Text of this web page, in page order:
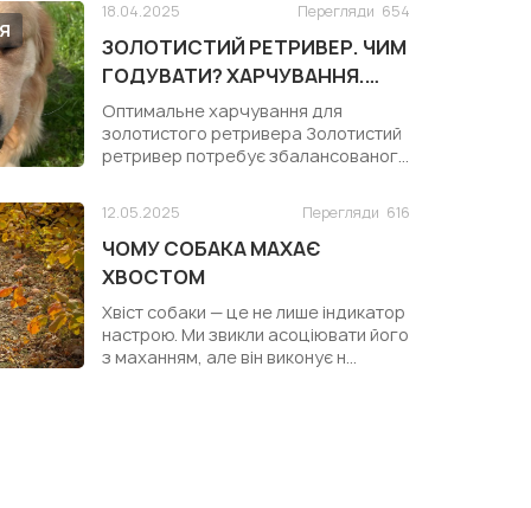
18.04.2025 Перегляди 654
ЗОЛОТИСТИЙ РЕТРИВЕР. ЧИМ
ГОДУВАТИ? ХАРЧУВАННЯ.
КОРМ ДЛЯ ЗОЛОТИСТОГО
РЕТРИВЕРА
Оптимальне харчування для
золотистого ретривера Золотистий
ретривер потребує збалансованого
12.05.2025 Перегляди 616
ЧОМУ СОБАКА МАХАЄ
ХВОСТОМ
Хвіст собаки — це не лише індикатор
настрою. Ми звикли асоціювати його
з маханням, але він виконує н...